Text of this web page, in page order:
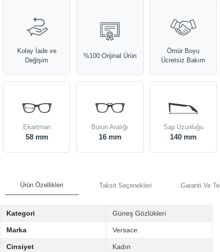
Kolay İade ve
Değişim
%100 Orijinal Ürün
Ömür Boyu
Ücretsiz Bakım
Ekartman
58 mm
Burun Aralığı
16 mm
Sap Uzunluğu
140 mm
Ürün Özellikleri Taksit Seçenekleri Garanti Ve
Kategori Güneş Gözlükleri
Marka Versace
Cinsiyet Kadın